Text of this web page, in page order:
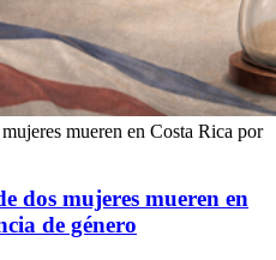
mueren en Costa Rica por
dos mujeres mueren en
de género